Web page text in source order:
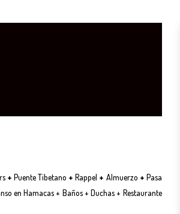
+Puente Tibetano +Rappel + Almuerzo + Pasa
en Hamacas + Baños + Duchas + Restaurante